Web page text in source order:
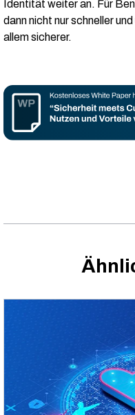
Identität weiter an. Für
dann nicht nur schneller
allem sicherer.